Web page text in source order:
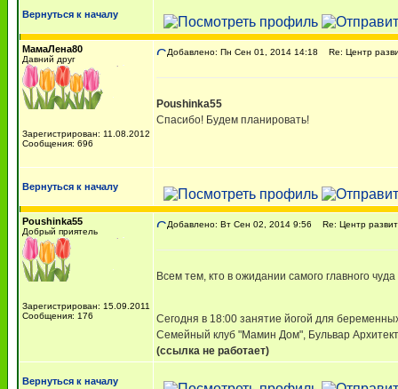
Вернуться к началу
МамаЛена80
Давний друг
Зарегистрирован: 11.08.2012
Сообщения: 696
Добавлено: Пн Сен 01, 2014 14:18 Re: Центр
Poushinka55
Спасибо! Будем планировать!
Вернуться к началу
Poushinka55
Добрый приятель
Зарегистрирован: 15.09.2011
Сообщения: 176
Добавлено: Вт Сен 02, 2014 9:56 Re: Центр
Всем тем, кто в ожидании самого главного
Сегодня в 18:00 занятие йогой для
Семейный клуб "Мамин Дом", Бульвар
(ссылка не работает)
Вернуться к началу